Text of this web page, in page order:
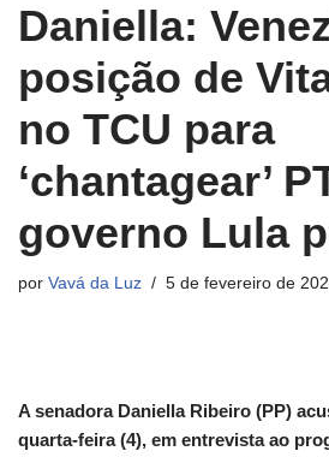
Daniella:
posição de
no TCU para
‘chantagear’
governo Lula
por Vavá da Luz 5 de fevereiro de
A senadora Daniella Ribeiro (PP)
quarta-feira (4), em entrevista ao